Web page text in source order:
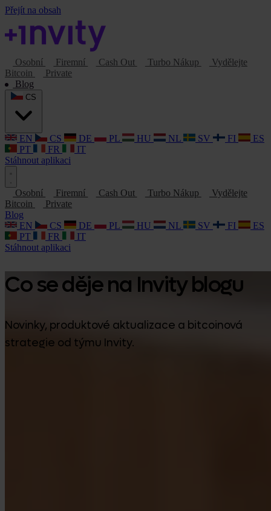
Přejít na obsah
Osobní Firemní Cash Out Turbo Nákup
Vydělejte
Bitcoin
Private
Blog
EN CS DE PL HU NL SV FI
ES
PT
FR
IT
Stáhnout aplikaci
Osobní Firemní Cash Out Turbo Nákup
Vydělejte
Bitcoin
Private
Blog
EN
CS DE PL HU NL SV FI
ES
PT
FR
IT
Stáhnout aplikaci
Co se děje na Invity blogu
Novinky, produktové aktualizace a bitcoinová
strategie od týmu Invity.